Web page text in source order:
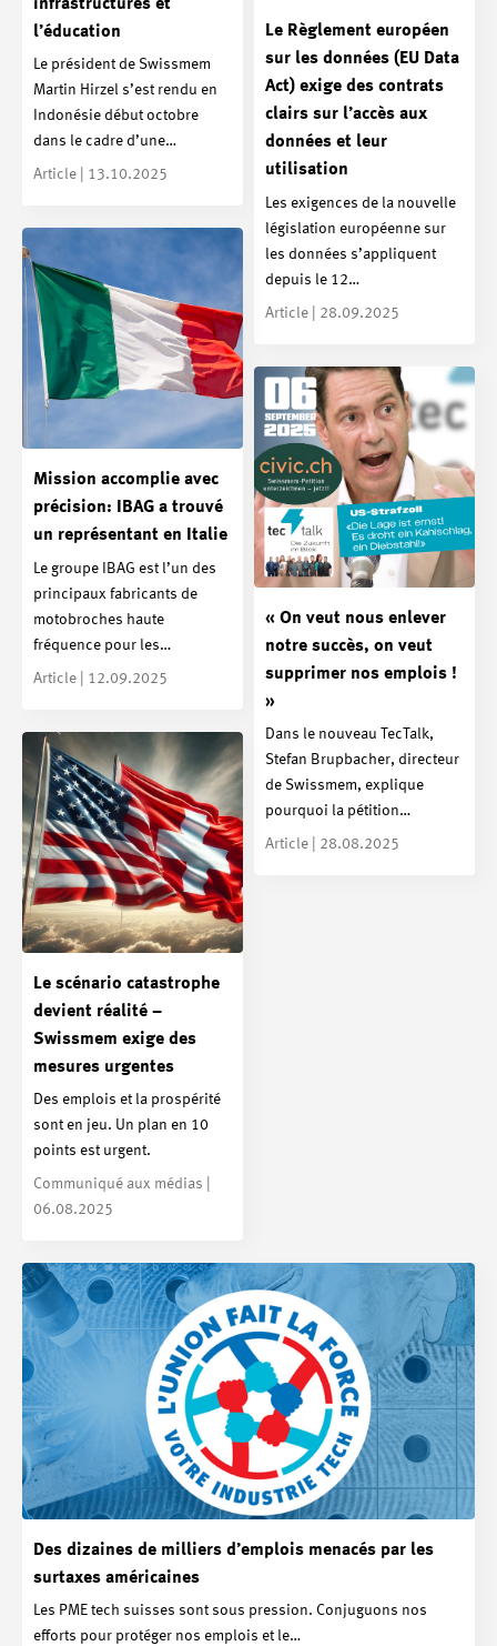
infrastructures et
l’éducation
Le président de Swissmem
Martin Hirzel s’est rendu en
Indonésie début octobre
dans le cadre d’une…
Article | 13.10.2025
Le Règlement européen
sur les données (EU Data
Act) exige des contrats
clairs sur l’accès aux
données et leur
utilisation
Les exigences de la nouvelle
législation européenne sur
les données s’appliquent
depuis le 12…
Article | 28.09.2025
Mission accomplie avec
précision: IBAG a trouvé
un représentant en Italie
Le groupe IBAG est l’un des
principaux fabricants de
motobroches haute
fréquence pour les…
Article | 12.09.2025
« On veut nous enlever
notre succès, on veut
supprimer nos emplois !
»
Dans le nouveau TecTalk,
Stefan Brupbacher, directeur
de Swissmem, explique
pourquoi la pétition…
Article | 28.08.2025
Le scénario catastrophe
devient réalité –
Swissmem exige des
mesures urgentes
Des emplois et la prospérité
sont en jeu. Un plan en 10
points est urgent.
Communiqué aux médias |
06.08.2025
Des dizaines de milliers d’emplois menacés par les
surtaxes américaines
Les PME tech suisses sont sous pression. Conjuguons nos
efforts pour protéger nos emplois et le…